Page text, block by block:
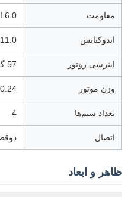
مقاومت 6.0 اهم
اندوکتانس 11.0 میلی‌هانری
اینرسی روتور 57 گرم-سانتی‌متر مربع
وزن موتور 0.24 کیلوگرم
تعداد سیم‌ها 4
اتصال
ظاهر و ابعاد